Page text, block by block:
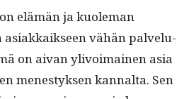
elämän ja kuole­man
asi­akkaik­seen vähän palvelu­
on aivan ylivoimainen asia
men­estyk­sen kannal­ta. Sen